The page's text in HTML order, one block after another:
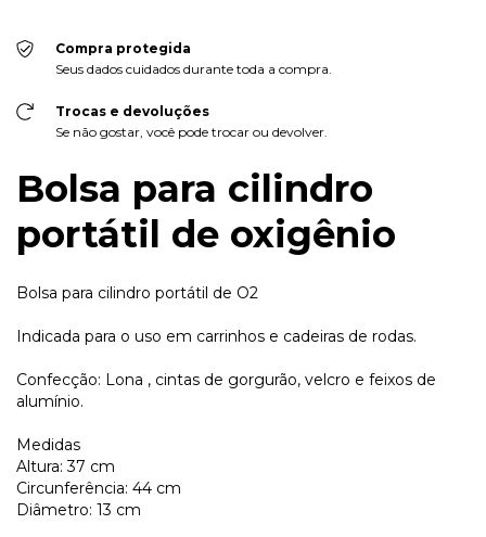
Compra protegida
Seus dados cuidados durante toda a compra.
Trocas e devoluções
Se não gostar, você pode trocar ou devolver.
Bolsa para cilindro
portátil de oxigênio
Bolsa para cilindro portátil de O2
Indicada para o uso em carrinhos e cadeiras de rodas.
Confecção: Lona , cintas de gorgurão, velcro e feixos de
alumínio.
Medidas
Altura: 37 cm
Circunferência: 44 cm
Diâmetro: 13 cm